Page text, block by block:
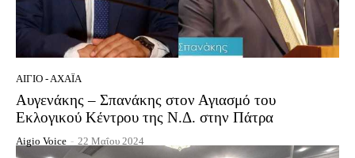
ΑΊΓΙΟ - ΑΧΑΪ́Α
Αυγενάκης – Σπανάκης στον Αγιασμό του
Εκλογικού Κέντρου της Ν.Δ. στην Πάτρα
Aigio Voice - 22 Μαΐου 2024